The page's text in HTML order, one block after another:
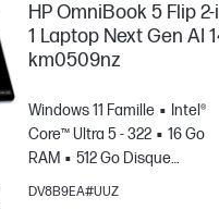
HP OmniBook 5 Flip
1 Laptop Next Gen AI
km0509nz
Windows 11 Famille
Intel®
Core™ Ultra 5 - 322
16 Go
RAM
512 Go Disque
SSD
14" 2K Écran
DV8B9EA#UUZ